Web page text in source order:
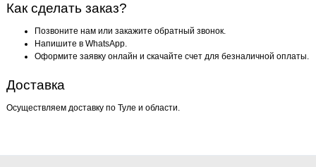
Как сделать заказ?
Позвоните нам или закажите обратный звонок.
Напишите в WhatsApp.
Оформите заявку онлайн и скачайте счет для безналичной оплаты.
Доставка
Осуществляем доставку по Туле и области.